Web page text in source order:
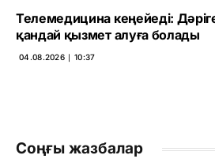
Телемедицина кеңейеді:
қандай қызмет алуға болады
04.08.2026 ∣ 10:37
Соңғы жазбалар